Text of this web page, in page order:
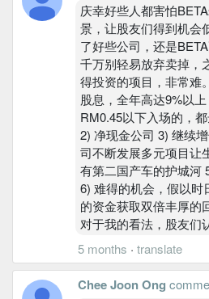
庆幸好些人都害怕
景，让股友们得到机会
了好些公司，还是
千万别轻易放弃卖掉，
得投资的项目，非常难
股息，全年高达9%以
RM0.45以下入场的，
2) 净现金公司 3) 继续
司不断发展多元项目让
有第二国产车的护城河
6) 难得的机会，假以时
的资金获取双倍丰厚的
对于我的看法，股友们
5 months · translate
Chee Joon Ong